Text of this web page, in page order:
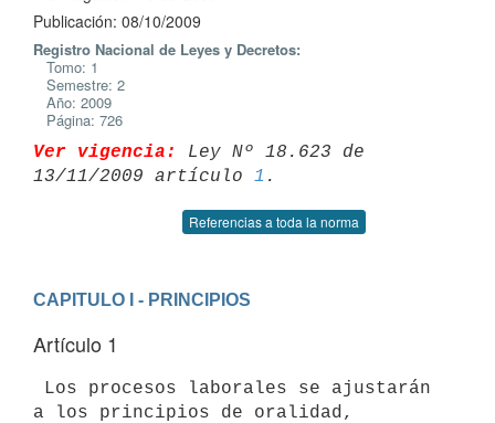
Publicación: 08/10/2009
Registro Nacional de Leyes y Decretos:
Tomo: 1
Semestre: 2
Año: 2009
Página: 726
Ver vigencia:
Ley Nº 18.623 de
13/11/2009 artículo 1
Referencias a toda la norma
CAPITULO I - PRINCIPIOS
Artículo 1
a los principios de oralidad,